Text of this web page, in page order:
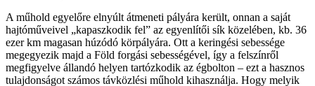
A műhold egyelőre elnyúlt átmeneti pályára került, onnan a saját
hajtóműveivel „kapaszkodik fel” az egyenlítői sík közelében, kb. 36
ezer km magasan húzódó körpályára. Ott a keringési sebessége
megegyezik majd a Föld forgási sebességével, így a felszínről
megfigyelve állandó helyen tartózkodik az égbolton – ezt a hasznos
tulajdonságot számos távközlési műhold kihasználja. Hogy melyik